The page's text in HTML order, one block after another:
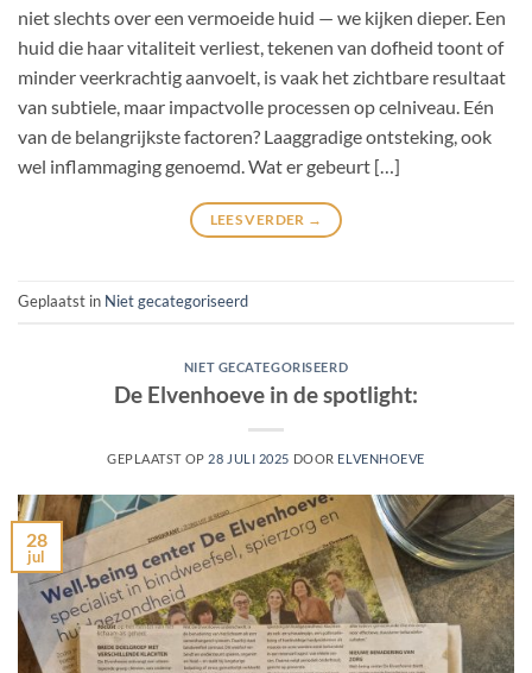
niet slechts over een vermoeide huid — we kijken dieper. Een
huid die haar vitaliteit verliest, tekenen van dofheid toont of
minder veerkrachtig aanvoelt, is vaak het zichtbare resultaat
van subtiele, maar impactvolle processen op celniveau. Eén
van de belangrijkste factoren? Laaggradige ontsteking, ook
wel inflammaging genoemd. Wat er gebeurt […]
LEES VERDER →
Geplaatst in Niet gecategoriseerd
NIET GECATEGORISEERD
De Elvenhoeve in de spotlight:
GEPLAATST OP 28 JULI 2025 DOOR ELVENHOEVE
28
jul